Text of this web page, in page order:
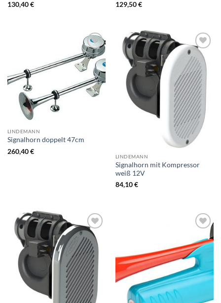
130,40€
129,50€
Zur
Wunschliste
hinzufügen
LINDEMANN
Signalhorn doppelt 47cm
260,40€
Zur
Wunschliste
hinzufügen
LINDEMANN
Signalhorn mit Kompressor
weiß 12V
84,10€
Zur
Wunschliste
hinzufügen
Wunschliste
hinzufügen